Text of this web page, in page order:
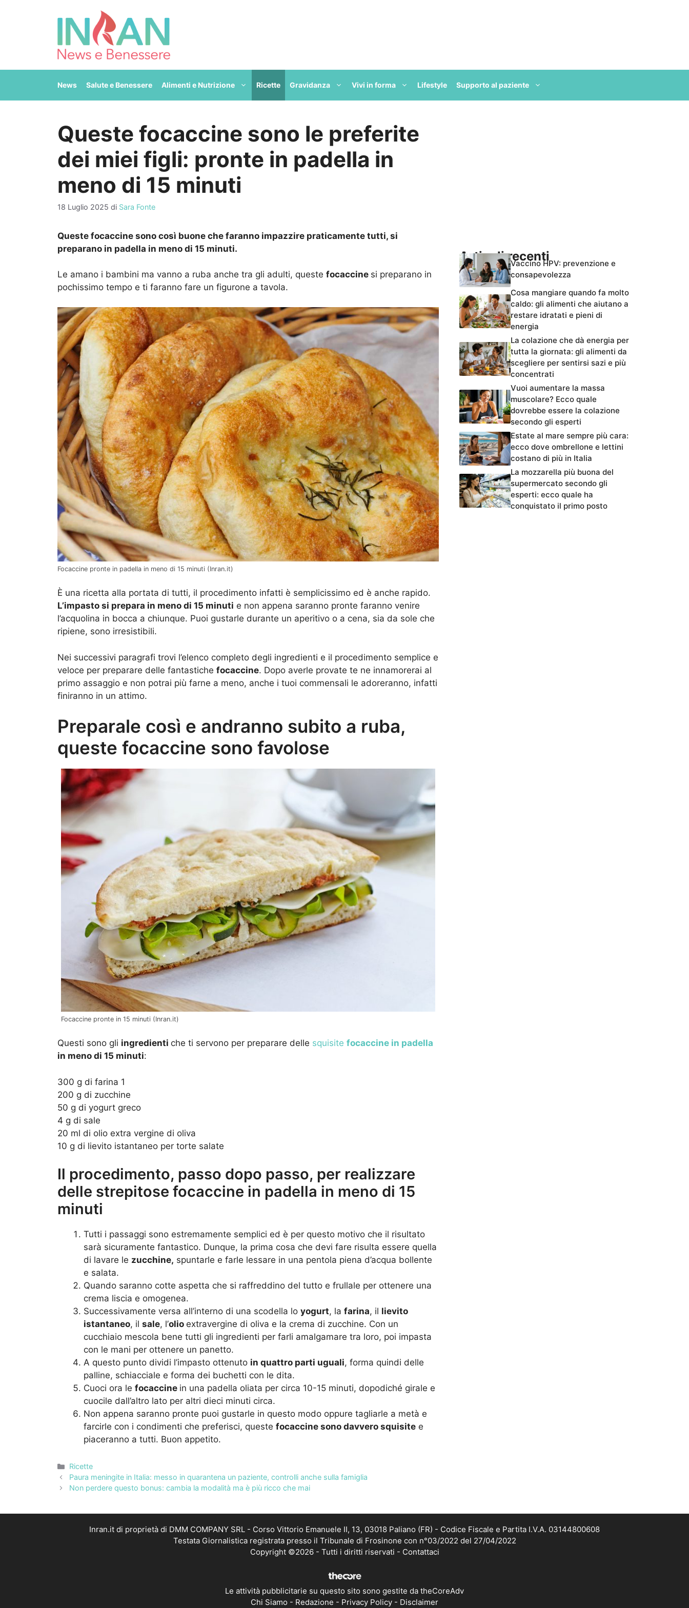
News Salute e Benessere Alimenti e Nutrizione Ricette Gravidanza Vivi in forma Lifestyle Supporto al paziente
Queste focaccine sono le preferite
dei miei figli: pronte in padella in
meno di 15 minuti
18 Luglio 2025 di Sara Fonte
Queste focaccine sono così buone che faranno impazzire praticamente tutti, si
preparano in padella in meno di 15 minuti.
Le amano i bambini ma vanno a ruba anche tra gli adulti, queste focaccine si preparano in
pochissimo tempo e ti faranno fare un figurone a tavola.
Focaccine pronte in padella in meno di 15 minuti (Inran.it)
È una ricetta alla portata di tutti, il procedimento infatti è semplicissimo ed è anche rapido.
L’impasto si prepara in meno di 15 minuti e non appena saranno pronte faranno venire
l’acquolina in bocca a chiunque. Puoi gustarle durante un aperitivo o a cena, sia da sole che
ripiene, sono irresistibili.
Nei successivi paragrafi trovi l’elenco completo degli ingredienti e il procedimento semplice e
veloce per preparare delle fantastiche focaccine. Dopo averle provate te ne innamorerai al
primo assaggio e non potrai più farne a meno, anche i tuoi commensali le adoreranno, infatti
finiranno in un attimo.
Preparale così e andranno subito a ruba,
queste focaccine sono favolose
Focaccine pronte in 15 minuti (Inran.it)
Questi sono gli ingredienti che ti servono per preparare delle squisite focaccine in padella
in meno di 15 minuti:
300 g di farina 1
200 g di zucchine
50 g di yogurt greco
4 g di sale
20 ml di olio extra vergine di oliva
10 g di lievito istantaneo per torte salate
Il procedimento, passo dopo passo, per realizzare
delle strepitose focaccine in padella in meno di 15
minuti
Tutti i passaggi sono estremamente semplici ed è per questo motivo che il risultato
sarà sicuramente fantastico. Dunque, la prima cosa che devi fare risulta essere quella
di lavare le zucchine, spuntarle e farle lessare in una pentola piena d’acqua bollente
e salata.
Quando saranno cotte aspetta che si raffreddino del tutto e frullale per ottenere una
crema liscia e omogenea.
Successivamente versa all’interno di una scodella lo yogurt, la farina, il lievito
istantaneo, il sale, l’olio extravergine di oliva e la crema di zucchine. Con un
cucchiaio mescola bene tutti gli ingredienti per farli amalgamare tra loro, poi impasta
con le mani per ottenere un panetto.
A questo punto dividi l’impasto ottenuto in quattro parti uguali, forma quindi delle
palline, schiacciale e forma dei buchetti con le dita.
Cuoci ora le focaccine in una padella oliata per circa 10-15 minuti, dopodiché girale e
cuocile dall’altro lato per altri dieci minuti circa.
Non appena saranno pronte puoi gustarle in questo modo oppure tagliarle a metà e
farcirle con i condimenti che preferisci, queste focaccine sono davvero squisite e
piaceranno a tutti. Buon appetito.
Categorie
Ricette
Paura meningite in Italia: messo in quarantena un paziente, controlli anche sulla famiglia
Non perdere questo bonus: cambia la modalità ma è più ricco che mai
Articoli recentiVaccino HPV: prevenzione e
consapevolezza
Cosa mangiare quando fa molto
caldo: gli alimenti che aiutano a
restare idratati e pieni di
energia
La colazione che dà energia per
tutta la giornata: gli alimenti da
scegliere per sentirsi sazi e più
concentrati
Vuoi aumentare la massa
muscolare? Ecco quale
dovrebbe essere la colazione
secondo gli esperti
Estate al mare sempre più cara:
ecco dove ombrellone e lettini
costano di più in Italia
La mozzarella più buona del
supermercato secondo gli
esperti: ecco quale ha
conquistato il primo posto
Inran.it di proprietà di DMM COMPANY SRL - Corso Vittorio Emanuele II, 13, 03018 Paliano (FR) - Codice Fiscale e Partita I.V.A. 03144800608
Testata Giornalistica registrata presso il Tribunale di Frosinone con n°03/2022 del 27/04/2022
Copyright ©2026 - Tutti i diritti riservati - Contattaci
Le attività pubblicitarie su questo sito sono gestite da theCoreAdv
Chi Siamo - Redazione - Privacy Policy - Disclaimer